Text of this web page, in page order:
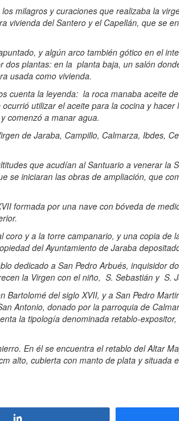
milagros y curaciones que realizaba la
del Santero y el Capellán, que se
y algún arco también gótico en el
plantas: en la planta baja, un salón
usada como vivienda.
cuenta la leyenda: la roca manaba aceite
utilizar el aceite para la cocina y
comenzó a manar agua.
de Jaraba, Campillo, Calmarza, Ibdes,
que acudían al Santuario a venerar la
se iniciaran las obras de ampliación, que
formada por una nave con bóveda de
y a la torre campanario, y una copia de
del Ayuntamiento de Jaraba
dedicado a San Pedro Arbués, inquisidor
la Virgen con el niño, S. Sebastián y S.
del siglo XVII, y a San Pedro
Antonio, donado por la parroquia de
la tipología denominada retablo-
En él se encuentra el retablo del Altar
alto, cubierta con manto de plata y situada